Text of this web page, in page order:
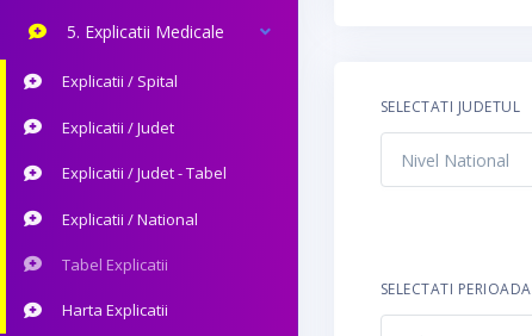
5. Explicatii Medicale
Explicatii / Spital
Explicatii / Judet
Explicatii / Judet - Tabel
Explicatii / National
Tabel Explicatii
Harta Explicatii
SELECTATI JUDETUL
SELECTATI PERIOADA